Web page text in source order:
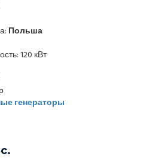
Польша
120 кВт
генераторы